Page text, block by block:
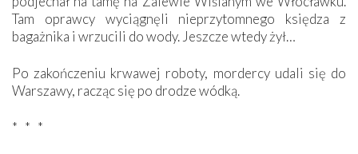
Tam oprawcy wyciągnęli nieprzytomnego księdza z
bagażnika i wrzucili do wody. Jeszcze wtedy żył…
Po zakończeniu krwawej roboty, mordercy udali się do
Warszawy, racząc się po drodze wódką.
* * *